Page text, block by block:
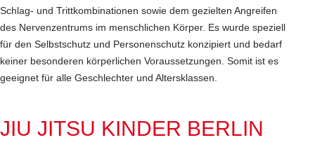
Schlag- und Trittkombinationen sowie dem gezielten Angreifen
des Nervenzentrums im menschlichen Körper. Es wurde speziell
für den Selbstschutz und Personenschutz konzipiert und bedarf
keiner besonderen körperlichen Voraussetzungen. Somit ist es
geeignet für alle Geschlechter und Altersklassen.
JIU JITSU KINDER BERLIN